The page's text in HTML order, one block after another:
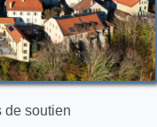
de soutien